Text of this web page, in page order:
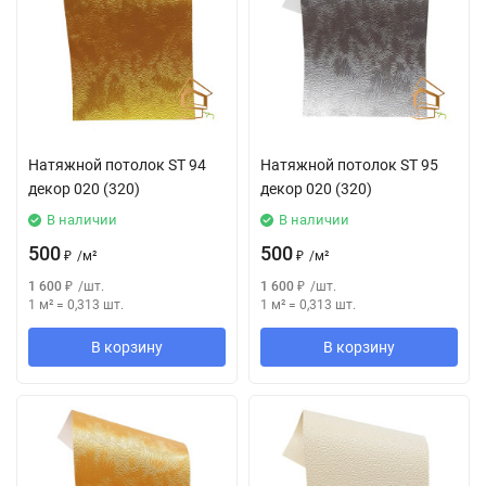
Натяжной потолок SТ 94
декор 020 (320)
В наличии
500 ₽ /м²
1 600 ₽ /шт.
1 м² = 0,313 шт.
В корзину
Натяжной потолок SТ 95
декор 020 (320)
В наличии
500 ₽ /м²
1 600 ₽ /шт.
1 м² = 0,313 шт.
В корзину